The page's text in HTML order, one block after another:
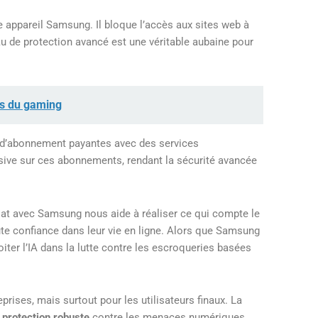
Samsung. Il bloque l’accès aux sites web à
protection avancé est une véritable aubaine pour
du gaming
payantes avec des services
sur ces abonnements, rendant la sécurité avancée
avec Samsung nous aide à réaliser ce qui compte le
confiance dans leur vie en ligne. Alors que Samsung
l’IA dans la lutte contre les escroqueries basées
mais surtout pour les utilisateurs finaux. La